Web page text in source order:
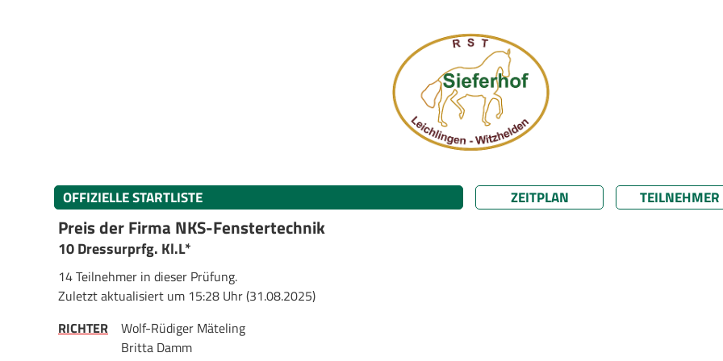
OFFIZIELLE STARTLISTE ZEITPLAN TEILNEHMER
Preis der Firma NKS-Fenstertechnik
10 Dressurprfg. Kl.L*
14 Teilnehmer in dieser Prüfung.
Zuletzt aktualisiert um 15:28 Uhr (31.08.2025)
RICHTER
Wolf-Rüdiger Mäteling
Britta Damm